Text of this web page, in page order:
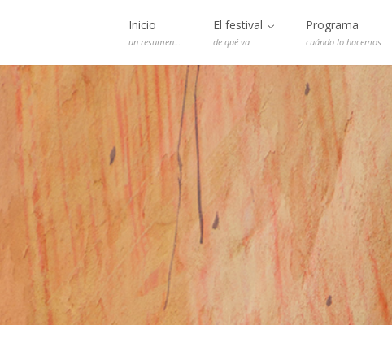
Inicio
un resumen…
El festival
de qué va
Programa
cuándo lo hacemos